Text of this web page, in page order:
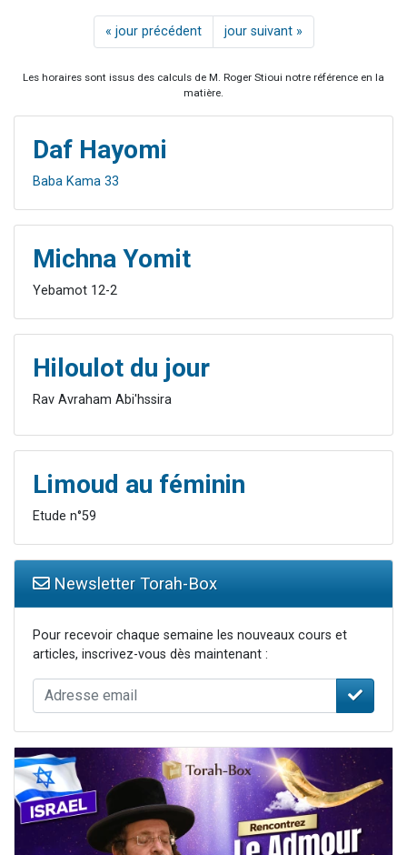
« jour précédent jour suivant »
Les horaires sont issus des calculs de M. Roger Stioui notre référence en la
matière.
Daf Hayomi
Baba Kama 33
Michna Yomit
Yebamot 12-2
Hiloulot du jour
Rav Avraham Abi'hssira
Limoud au féminin
Etude n°59
Newsletter Torah-Box
Pour recevoir chaque semaine les nouveaux cours et
articles, inscrivez-vous dès maintenant :